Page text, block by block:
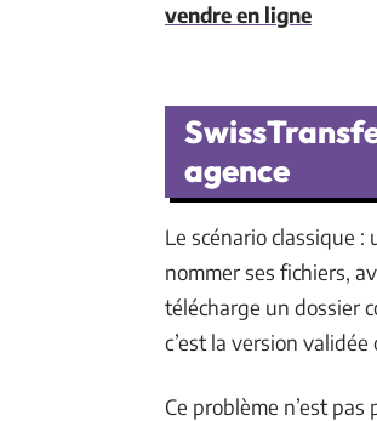
vendre en ligne
agence
Le scénario classique
nommer ses fichiers,
télécharge un dossier
c’est la version
Ce problème n’est